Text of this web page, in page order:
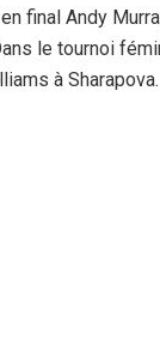
final Andy
le tournoi
à Sharapova.